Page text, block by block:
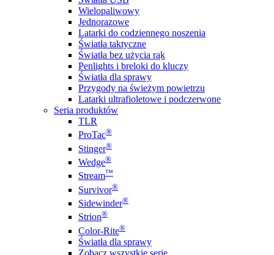
Wielopaliwowy
Jednorazowe
Latarki do codziennego noszenia
Światła taktyczne
Światła bez użycia rąk
Penlights i breloki do kluczy
Światła dla sprawy
Przygody na świeżym powietrzu
Latarki ultrafioletowe i podczerwone
Seria produktów
TLR
ProTac®
Stinger®
Wedge®
Stream™
Survivor®
Sidewinder®
Strion®
Color-Rite®
Światła dla sprawy
Zobacz wszystkie serie